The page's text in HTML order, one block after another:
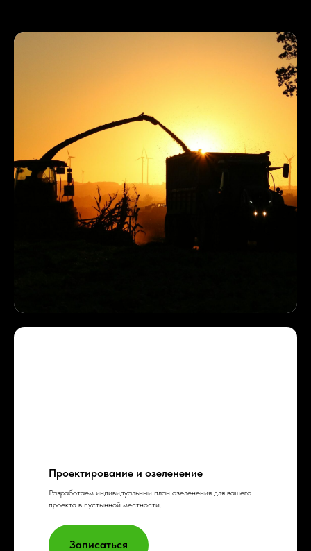
Консультация по восстановлению
Узнайте, как мы можем помочь в реализации вашего проекта
по озеленению пустынь.
Проектирование и озеленение
Разработаем индивидуальный план озеленения для вашего
проекта в пустынной местности.
Записаться